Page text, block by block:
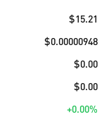
$15.21
$0.00000948
$0.00
$0.00
+0.00%